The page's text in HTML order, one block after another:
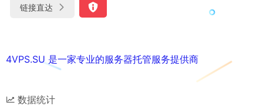
链接直达
4VPS.SU 是一家专业的服务器托管服务提供商
数据统计